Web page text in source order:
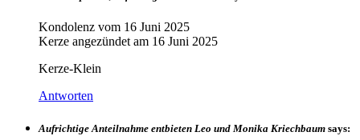
Kondolenz vom 16 Juni 2025
Kerze angezündet am 16 Juni 2025
Kerze-Klein
Antworten
Aufrichtige Anteilnahme entbieten Leo und Monika Kriechbaum says: